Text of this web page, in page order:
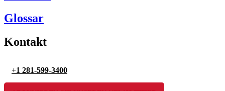
Glossar
Kontakt
+1 281-599-3400